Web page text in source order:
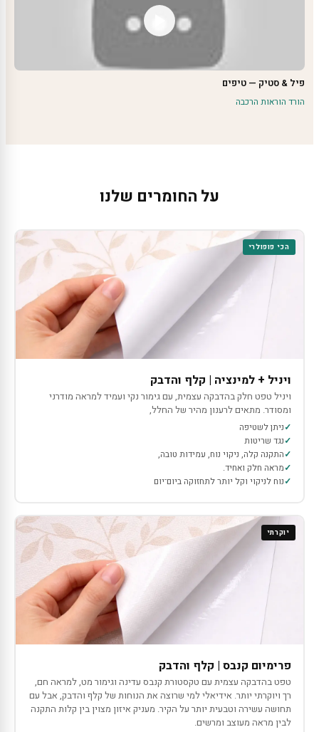
פיל & סטיק — טיפים
הורד הוראות הרכבה
על החומרים שלנו
הכי פופולרי
ויניל + למינציה | קלף והדבק
ויניל טפט חלק בהדבקה עצמית, עם גימור נקי ועמיד למראה מודרני
ומסודר. מתאים לרענון מהיר של החלל,
ניתן לשטיפה
נגד שריטות
התקנה קלה, ניקוי נוח, עמידות טובה,
מראה חלק ואחיד.
נוח לניקוי וקל יותר לתחזוקה ביום־יום
יוקרתי
פרימיום קנבס | קלף והדבק
טפט בהדבקה עצמית עם טקסטורת קנבס עדינה וגימור מט, למראה חם,
רך ויוקרתי יותר. אידיאלי למי שרוצה את הנוחות של קלף והדבק, אבל עם
תחושה עשירה וטבעית יותר על הקיר. מעניק איזון מצוין בין קלות התקנה
לבין מראה מעוצב ומרשים.